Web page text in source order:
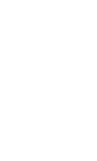
réalisée sur des
Montpellier, Paris,
osseuse.
en parallèle, à
en particulier sur la
Andrieu, assistante de
prudence, parce que ces